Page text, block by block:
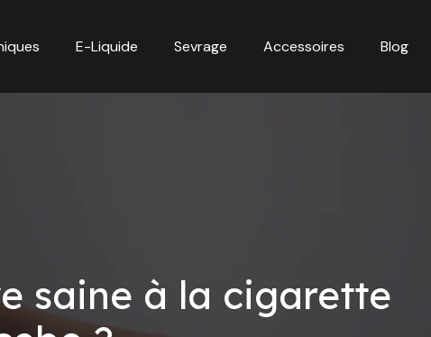
E-Liquide Sevrage Accessoires Blog
saine à la cigarette